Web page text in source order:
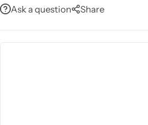
Ask a question Share